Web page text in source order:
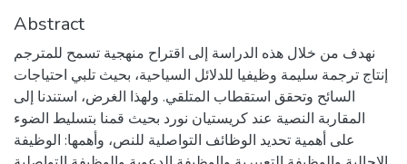
Abstract
نهدف من خلال هذه الدراسة إلى اقتراح منهجية تسمح للمترجم
إنتاج ترجمة سليمة وظيفيا للدلائل السياحية، بحيث تلبي احتياجات
السائح وتحقق استقطاب المتلقي. ولهذا الغرض، استندنا إلى
المقاربة النصية عند كريستيان نورد بحيث قمنا بتسليط الضوء
على أهمية تحديد الوظائف التواصلية للنص، وأهمها: الوظيفة